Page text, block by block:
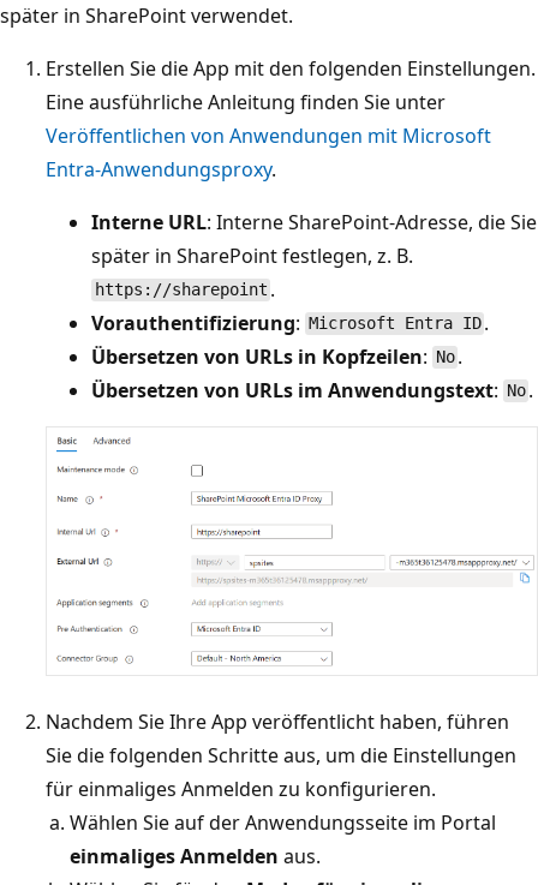
später in SharePoint verwendet.
Erstellen Sie die App mit den folgenden Einstellungen.
Eine ausführliche Anleitung finden Sie unter
Veröffentlichen von Anwendungen mit Microsoft
Entra-Anwendungsproxy.
Interne URL: Interne SharePoint-Adresse, die Sie
später in SharePoint festlegen, z. B.
https://sharepoint .
Vorauthentifizierung: Microsoft Entra ID .
Übersetzen von URLs in Kopfzeilen: No .
Übersetzen von URLs im Anwendungstext: No .
Nachdem Sie Ihre App veröffentlicht haben, führen
Sie die folgenden Schritte aus, um die Einstellungen
für einmaliges Anmelden zu konfigurieren.
Wählen Sie auf der Anwendungsseite im Portal
einmaliges Anmelden aus.